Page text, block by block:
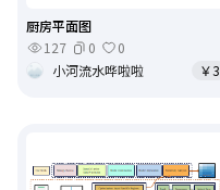
厨房平面图
127
0
0
小河流水哗啦啦
￥3